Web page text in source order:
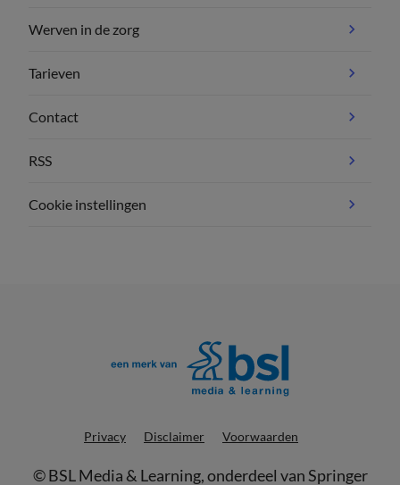
Werven in de zorg
Tarieven
Contact
RSS
Cookie instellingen
Privacy Disclaimer Voorwaarden
©BSL Media & Learning, onderdeel vanSpringer